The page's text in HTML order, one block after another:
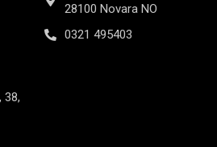
28100 Novara NO
0321 495403
38,